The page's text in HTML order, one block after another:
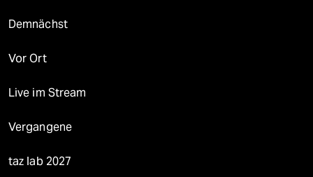
Demnächst
Vor Ort
Live im Stream
Vergangene
taz lab 2027